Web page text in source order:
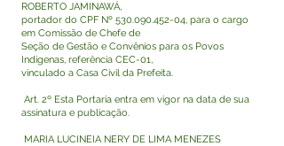
ROBERTO JAMINAWÁ,
portador do CPF Nº 530.090.452-04, para o cargo
em Comissão de Chefe de
Seção de Gestão e Convênios para os Povos
Indígenas, referência CEC-01,
vinculado a Casa Civil da Prefeita.
Art. 2º Esta Portaria entra em vigor na data de sua
assinatura e publicação.
MARIA LUCINEIA NERY DE LIMA MENEZES